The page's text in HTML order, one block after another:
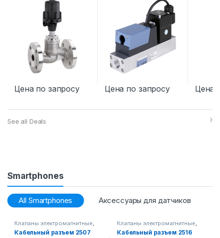
Цена по запросу Цена по запросу Цена
See all Deals
Smartphones
All Smartphones Аксессуары для датчиков
Клапаны электромагнитные,
Промышленная запорная
арматура
Кабельный разъем 2507
Клапаны электромагнитные,
Промышленная запорная
арматура
Кабельный разъем 2516